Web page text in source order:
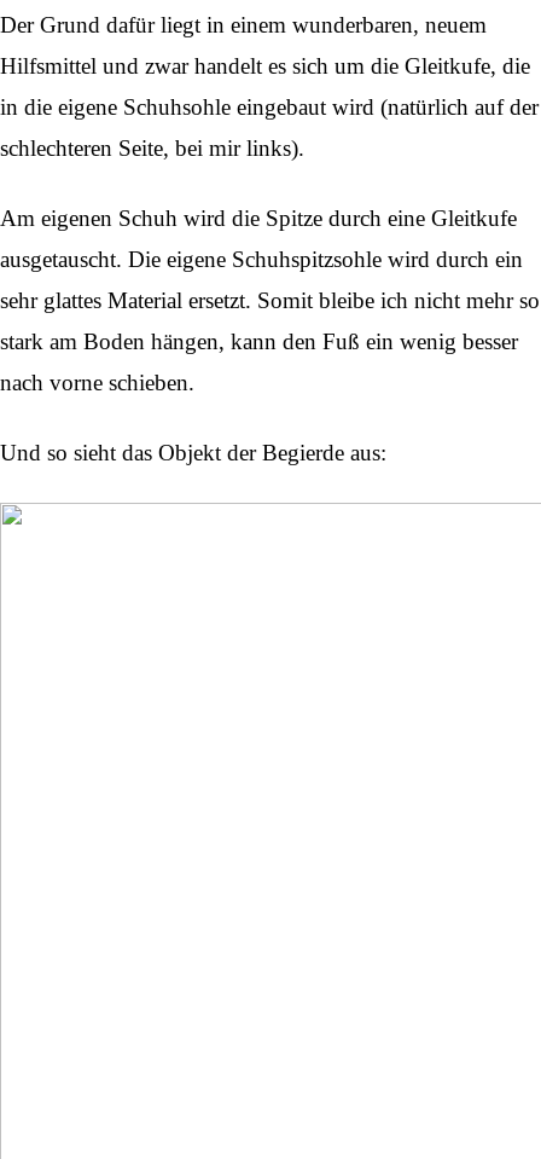
Der Grund dafür liegt in einem wunderbaren, neuem
Hilfsmittel und zwar handelt es sich um die Gleitkufe, die
in die eigene Schuhsohle eingebaut wird (natürlich auf der
schlechteren Seite, bei mir links).
Am eigenen Schuh wird die Spitze durch eine Gleitkufe
ausgetauscht. Die eigene Schuhspitzsohle wird durch ein
sehr glattes Material ersetzt. Somit bleibe ich nicht mehr so
stark am Boden hängen, kann den Fuß ein wenig besser
nach vorne schieben.
Und so sieht das Objekt der Begierde aus: